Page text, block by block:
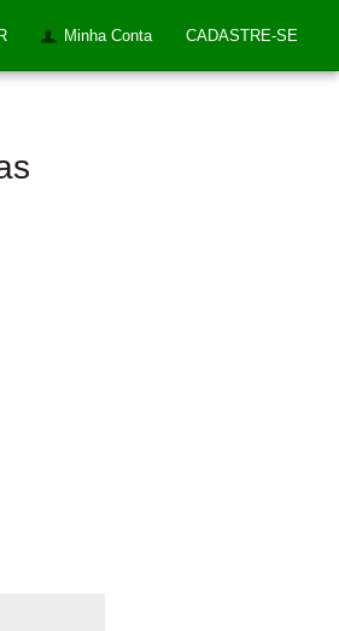
Minha Conta CADASTRE-SE